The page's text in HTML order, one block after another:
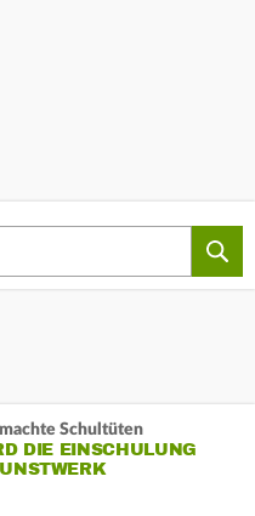
Schultüten
DIE EINSCHULUNG